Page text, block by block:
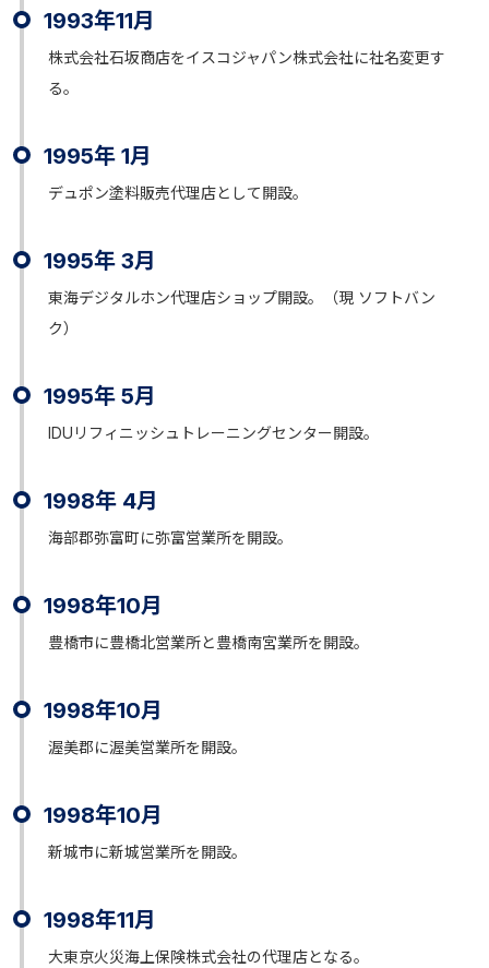
1993年11月
株式会社石坂商店をイスコジャパン株式会社に社名変更す
る。
1995年 1月
デュポン塗料販売代理店として開設。
1995年 3月
東海デジタルホン代理店ショップ開設。（現 ソフトバン
ク）
1995年 5月
IDUリフィニッシュトレーニングセンター開設。
1998年 4月
海部郡弥富町に弥富営業所を開設。
1998年10月
豊橋市に豊橋北営業所と豊橋南宮業所を開設。
1998年10月
渥美郡に渥美営業所を開設。
1998年10月
新城市に新城営業所を開設。
1998年11月
大東京火災海上保険株式会社の代理店となる。